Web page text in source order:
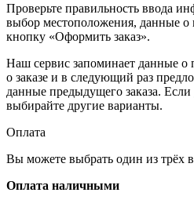
Проверьте правильность ввода
выбор местоположения, данные о
кнопку «Оформить заказ».
Наш сервис запоминает данные о
о заказе и в следующий раз
данные предыдущего заказа. Если
выбирайте другие варианты.
Оплата
Вы можете выбрать один из трёх
Оплата наличными